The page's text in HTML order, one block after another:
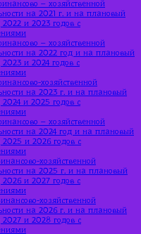
– хозяйственной
на 2021 г. и на плановый
и 2023 годов с
– хозяйственной
на 2022 год и на плановый
и 2024 годов с
хозяйственной
на 2023 г. и на плановый
и 2025 годов с
– хозяйственной
на 2024 год и на плановый
2025 и 2026 годов с
хозяйственной
на 2025 г. и на плановый
и 2027 годов с
хозяйственной
на 2026 г. и на плановый
2027 и 2028 годов с